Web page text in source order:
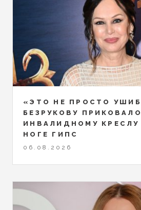
«ЭТО НЕ ПРОСТО
БЕЗРУКОВУ
ИНВАЛИДНОМУ КРЕСЛУ
НОГЕ ГИПС
06.08.2026